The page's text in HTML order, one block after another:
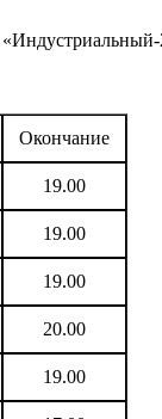
Окончание
19.00
19.00
19.00
20.00
19.00